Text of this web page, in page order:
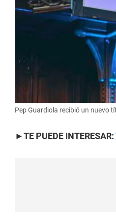
Pep Guardiola recibió un nuevo
►TE PUEDE INTERESAR: